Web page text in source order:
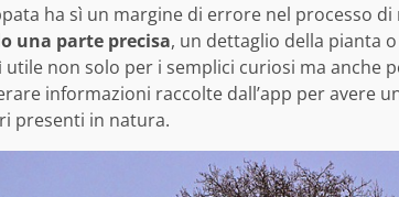
ha sì un margine di errore nel processo
una parte precisa, un dettaglio della pianta
utile non solo per i semplici curiosi ma anche
informazioni raccolte dall’app per avere
presenti in natura.